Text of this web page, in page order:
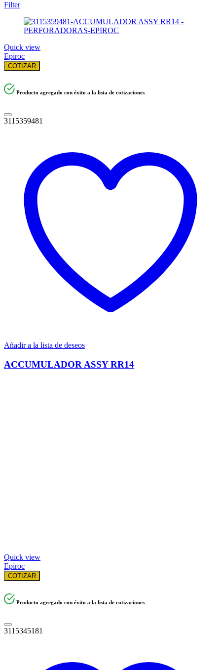
Filter
Quick view
Epiroc
COTIZAR
Producto agregado con éxito a la lista de cotizaciones
3115359481
Añadir a la lista de deseos
ACCUMULADOR ASSY RR14
Quick view
Epiroc
COTIZAR
Producto agregado con éxito a la lista de cotizaciones
3115345181